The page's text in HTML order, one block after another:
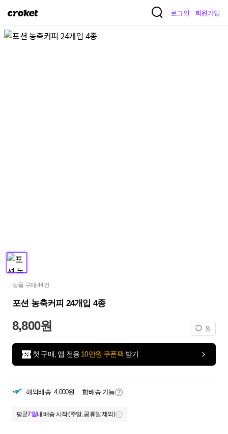
크
켓
로그인 회원가입
상품 구매 44건
포션 농축커피 24개입 4종
8,800원 찜
첫 구매, 앱 전용 10만원 쿠폰팩 받기
해외배송 4,000원 합배송 가능
평균7일내 배송 시작 (주말, 공휴일 제외)